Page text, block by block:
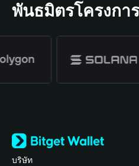
พันธมิตรโครงการ
บริษัท